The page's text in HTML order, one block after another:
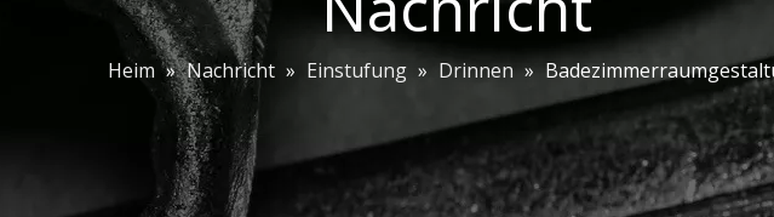
Türschlösser
Eingangsgriffe
Patchbeschläge
Griff ziehen und Platte drücken
Kontaktiere uns
Heim » Nachricht » Einstufung » Drinnen »